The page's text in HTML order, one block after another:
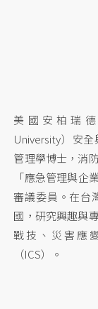
美國安柏瑞德
University）安
管理學博士，消
「應急管理與企
審議委員。在台
國，研究興趣與
戰技、災害應
（ICS）。